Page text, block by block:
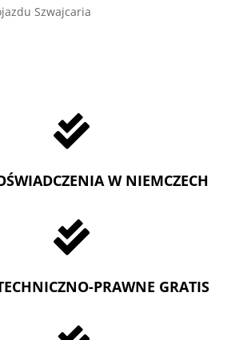
Szwajcaria

W NIEMCZECH

PRAWNE GRATIS